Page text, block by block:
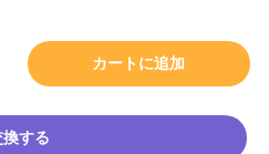
カートに追加
換する